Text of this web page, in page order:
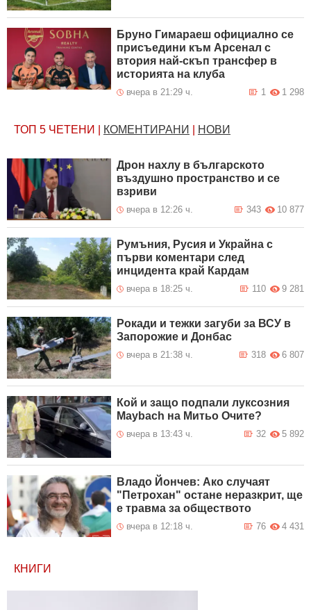
Бруно Гимараеш официално се
присъедини към Арсенал с
втория най-скъп трансфер в
историята на клуба
вчера в 21:29 ч. 1 298
1
ТОП 5 ЧЕТЕНИ КОМЕНТИРАНИ НОВИ
Дрон нахлу в българското
въздушно пространство и се
взриви
вчера в 12:26 ч. 10 877
343
Румъния, Русия и Украйна с
първи коментари след
инцидента край Кардам
вчера в 18:25 ч. 9 281
110
Рокади и тежки загуби за ВСУ в
Запорожие и Донбас
вчера в 21:38 ч. 6 807
318
Кой и защо подпали луксозния
Maybach на Митьо Очите?
вчера в 13:43 ч. 5 892
32
Владо Йончев: Ако случаят
"Петрохан" остане неразкрит, ще
е травма за обществото
вчера в 12:18 ч. 4 431
76
КНИГИ